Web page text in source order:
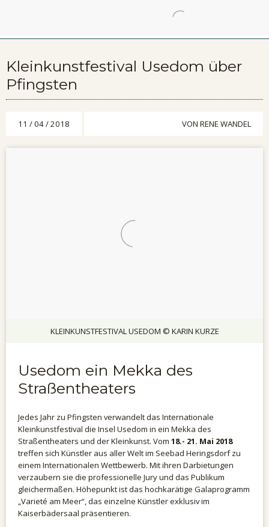
Kleinkunstfestival Usedom über
Pfingsten
11 / 04 / 2018 VON RENE WANDEL
KLEINKUNSTFESTIVAL USEDOM © KARIN KURZE
Usedom ein Mekka des
Straßentheaters
Jedes Jahr zu Pfingsten verwandelt das Internationale
Kleinkunstfestival die Insel Usedom in ein Mekka des
Straßentheaters und der Kleinkunst. Vom 18.- 21. Mai 2018
treffen sich Künstler aus aller Welt im Seebad Heringsdorf zu
einem Internationalen Wettbewerb. Mit ihren Darbietungen
verzaubern sie die professionelle Jury und das Publikum
gleichermaßen. Höhepunkt ist das hochkarätige Galaprogramm
„Varieté am Meer“, das einzelne Künstler exklusiv im
Kaiserbädersaal präsentieren.